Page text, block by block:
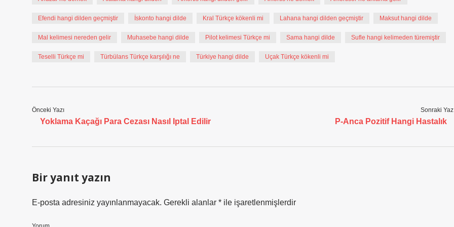
Efendi hangi dilden geçmiştir İskonto hangi dilde Kral Türkçe kökenli mi Lahana hangi dilden geçmiştir Maksut hangi dilde
Mal kelimesi nereden gelir Muhasebe hangi dilde Pilot kelimesi Türkçe mi Sama hangi dilde Sufle hangi kelimeden türemiştir
Teselli Türkçe mi Türbülans Türkçe karşılığı ne Türkiye hangi dilde Uçak Türkçe kökenli mi
Önceki Yazı
Yoklama Kaçağı Para Cezası Nasıl Iptal Edilir
Sonraki
P-Anca Pozitif Hangi Hastalık
Bir yanıt yazın
E-posta adresiniz yayınlanmayacak. Gerekli alanlar * ile işaretlenmişlerdir